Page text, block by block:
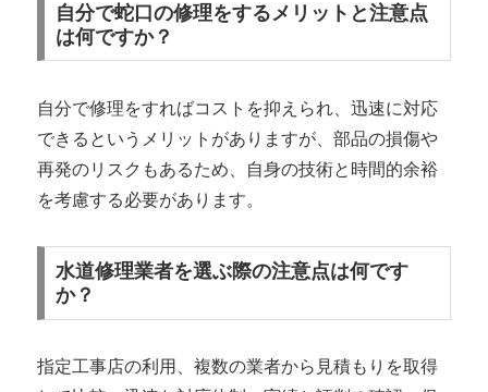
自分で蛇口の修理をするメリットと注意点
は何ですか？
自分で修理をすればコストを抑えられ、迅速に対応
できるというメリットがありますが、部品の損傷や
再発のリスクもあるため、自身の技術と時間的余裕
を考慮する必要があります。
水道修理業者を選ぶ際の注意点は何です
か？
指定工事店の利用、複数の業者から見積もりを取得